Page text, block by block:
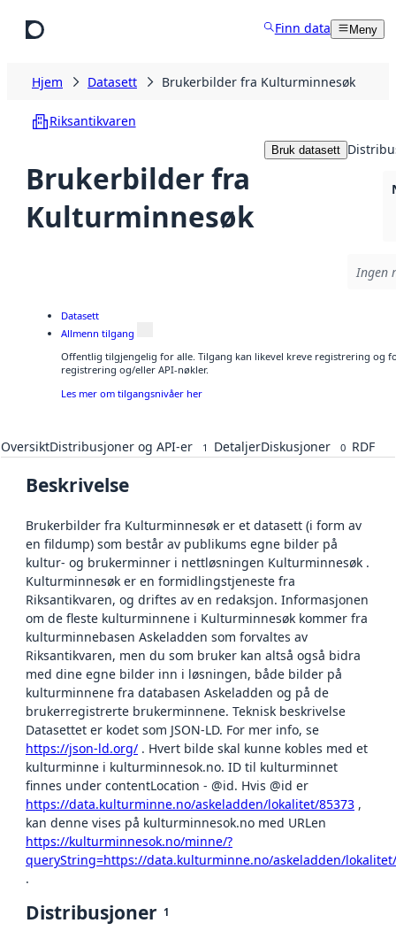
Finn data Meny
Hjem Datasett Brukerbilder fra Kulturminnesøk
Riksantikvaren
Brukerbilder fra
Kulturminnesøk
Bruk datasett
Ingen
Datasett
Allmenn tilgang
Offentlig tilgjengelig for alle. Tilgang kan likevel kreve registrering og
registrering og/eller API-nøkler.
Les mer om tilgangsnivåer her
OversiktDistribusjoner og API-er 1 DetaljerDiskusjoner 0 RDF
Beskrivelse
Brukerbilder fra Kulturminnesøk er et datasett (i form av
en fildump) som består av publikums egne bilder på
kultur- og brukerminner i nettløsningen Kulturminnesøk .
Kulturminnesøk er en formidlingstjeneste fra
Riksantikvaren, og driftes av en redaksjon. Informasjonen
om de fleste kulturminnene i Kulturminnesøk kommer fra
kulturminnebasen Askeladden som forvaltes av
Riksantikvaren, men du som bruker kan altså også bidra
med dine egne bilder inn i løsningen, både bilder på
kulturminnene fra databasen Askeladden og på de
brukerregistrerte brukerminnene. Teknisk beskrivelse
Datasettet er kodet som JSON-LD. For mer info, se
https://json-ld.org/ . Hvert bilde skal kunne kobles med et
kulturminne i kulturminnesok.no. ID til kulturminnet
finnes under contentLocation - @id. Hvis @id er
https://data.kulturminne.no/askeladden/lokalitet/85373 ,
kan denne vises på kulturminnesok.no med URLen
https://kulturminnesok.no/minne/?
queryString=https://data.kulturminne.no/askeladden/
.
Distribusjoner 1